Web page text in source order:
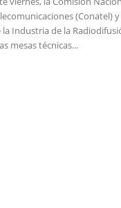
(Conatel)
la Industria de la
mesas técnicas...